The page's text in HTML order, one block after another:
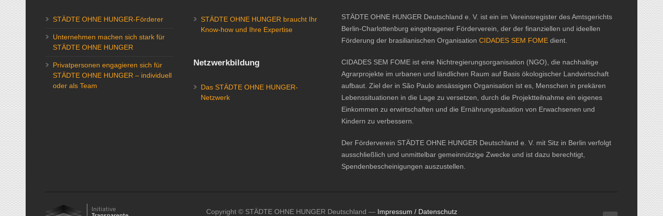
STÄDTE OHNE HUNGER-Förderer
Unternehmen machen sich stark für
STÄDTE OHNE HUNGER
Privatpersonen engagieren sich für
STÄDTE OHNE HUNGER – individuell
oder als Team
STÄDTE OHNE HUNGER braucht Ihr
Know-how und Ihre Expertise
Netzwerkbildung
Das STÄDTE OHNE HUNGER-
Netzwerk
STÄDTE OHNE HUNGER Deutschland e. V. ist ein im Vereinsregister des Amtsgerichts
Berlin-Charlottenburg eingetragener Förderverein, der der finanziellen und ideellen
Förderung der brasilianischen Organisation CIDADES SEM FOME dient.
CIDADES SEM FOME ist eine Nichtregierungsorganisation (NGO), die nachhaltige
Agrarprojekte im urbanen und ländlichen Raum auf Basis ökologischer Landwirtschaft
aufbaut. Ziel der in São Paulo ansässigen Organisation ist es, Menschen in prekären
Lebenssituationen in die Lage zu versetzen, durch die Projektteilnahme ein eigenes
Einkommen zu erwirtschaften und die Ernährungssituation von Erwachsenen und
Kindern zu verbessern.
Der Förderverein STÄDTE OHNE HUNGER Deutschland e. V. mit Sitz in Berlin verfolgt
ausschließlich und unmittelbar gemeinnützige Zwecke und ist dazu berechtigt,
Spendenbescheinigungen auszustellen.
Copyright © STÄDTE OHNE HUNGER Deutschland — Impressum / Datenschutz